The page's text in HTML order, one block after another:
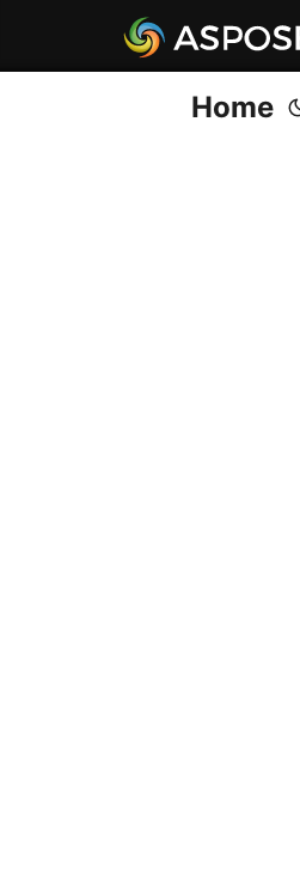
Home